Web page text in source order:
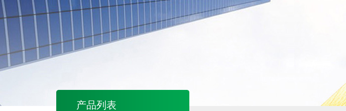
产品列表